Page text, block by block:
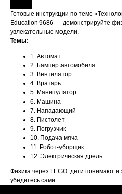
Готовые инструкции по теме
Education 9686 — демонстрируйте
увлекательные модели.
Темы:
1. Автомат
2. Бампер автомобиля
3. Вентилятор
4. Вратарь
5. Манипулятор
6. Машина
7. Нападающий
8. Пистолет
9. Погрузчик
10. Подача мяча
11. Робот-уборщик
12. Электрическая дрель
Физика через LEGO: дети понимают
убедитесь сами.